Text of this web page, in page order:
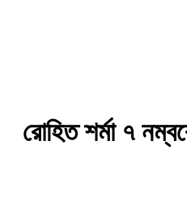
রোহিত শর্মা ৭